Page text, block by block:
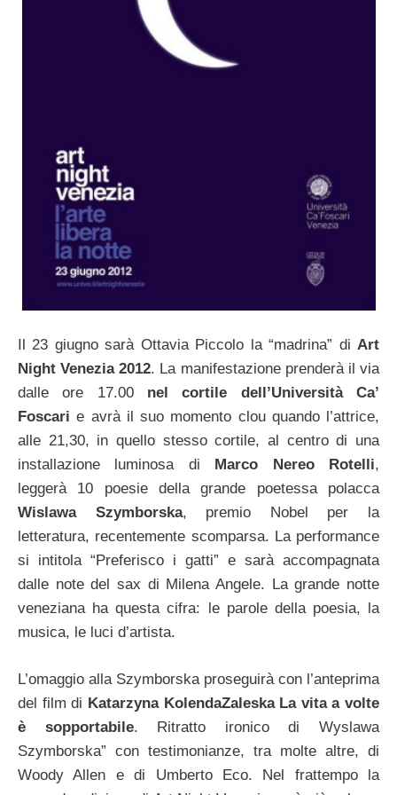
Il 23 giugno sarà Ottavia Piccolo la “madrina” di Art
Night Venezia 2012. La manifestazione prenderà il via
dalle ore 17.00 nel cortile dell’Università Ca’
Foscari e avrà il suo momento clou quando l’attrice,
alle 21,30, in quello stesso cortile, al centro di una
installazione luminosa di
Marco Nereo Rotelli,
leggerà 10 poesie della grande poetessa polacca
Wislawa Szymborska, premio Nobel per la
letteratura, recentemente scomparsa. La performance
si intitola “Preferisco i gatti” e sarà accompagnata
dalle note del sax di Milena Angele. La grande notte
veneziana ha questa cifra: le parole della poesia, la
musica, le luci d’artista.
L’omaggio alla Szymborska proseguirà con l’anteprima
del film di Katarzyna KolendaZaleska La vita a volte
è sopportabile. Ritratto ironico di Wyslawa
Szymborska” con testimonianze, tra molte altre, di
Woody Allen e di Umberto Eco. Nel frattempo la